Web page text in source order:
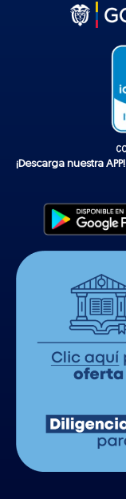
¡Descarga nuestra APP!